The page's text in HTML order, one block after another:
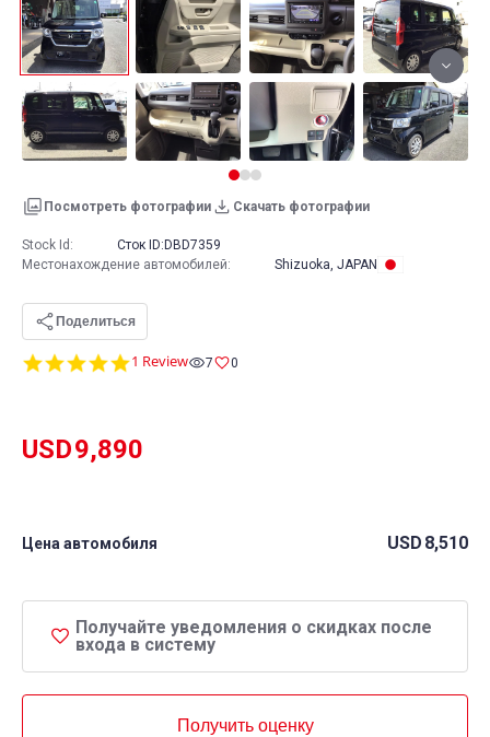
Посмотреть фотографии Скачать фотографии
5.0
1 Review 7 0
USD9,890
Цена автомобиля USD 8,510
Получайте уведомления о скидках после
входа в систему
Получить оценку
Stock Id: Сток ID: DBD7359
Местонахождение автомобилей: Shizuoka, JAPAN
Поделиться